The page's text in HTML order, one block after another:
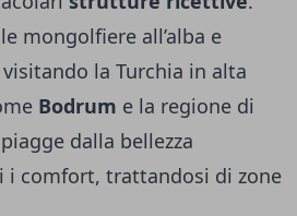
mongolfiere all’alba e
la Turchia in alta
Bodrum e la regione di
dalla bellezza
comfort, trattandosi di zone